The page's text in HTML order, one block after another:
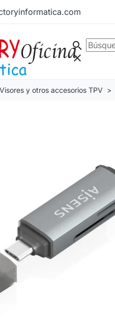
search
clear
Visores y otros accesorios TPV